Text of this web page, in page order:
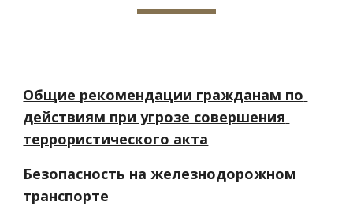
Общие рекомендации гражданам по
действиям при угрозе совершения
террористического акта
Безопасность на железнодорожном
транспорте